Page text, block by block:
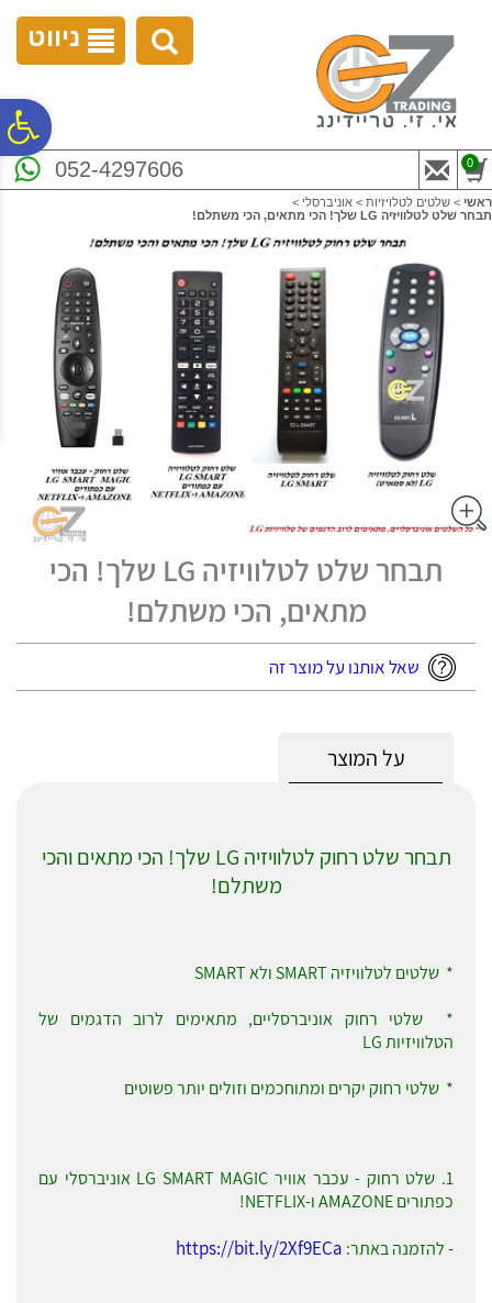
נגישות
ניווט
052-4297606 0
ראשי > שלטים לטלויזיות > אוניברסלי >
תבחר שלט לטלוויזיה LG שלך! הכי מתאים, הכי משתלם!
תבחר שלט לטלוויזיה LG שלך! הכי
מתאים, הכי משתלם!
שאל אותנו על מוצר זה
על המוצר
תבחר שלט רחוק לטלוויזיה LG שלך! הכי מתאים והכי
משתלם!
* שלטים לטלוויזיה SMART ולא SMART
* שלטי רחוק אוניברסליים, מתאימים לרוב הדגמים של
הטלוויזיות LG
* שלטי רחוק יקרים ומתוחכמים וזולים יותר פשוטים
1. שלט רחוק - עכבר אוויר LG SMART MAGIC אוניברסלי עם
כפתורים AMAZONE ו-NETFLIX!
- להזמנה באתר: https://bit.ly/2Xf9ECa